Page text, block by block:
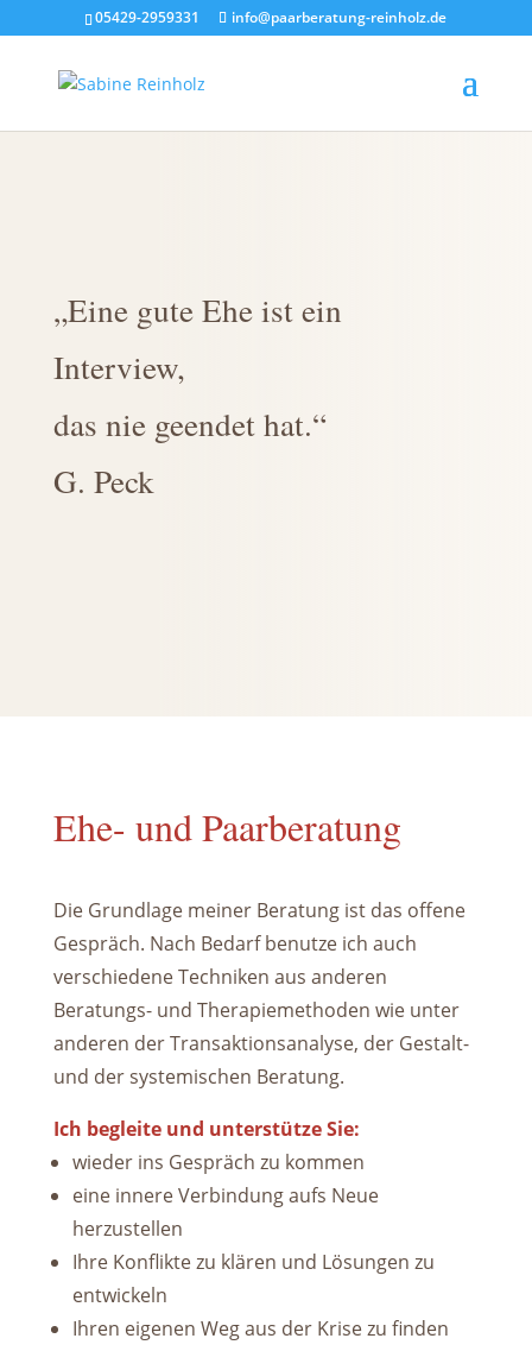
05429-2959331 info@paarberatung-reinholz.de
„Eine gute Ehe ist ein
Interview,
das nie geendet hat.“
G. Peck
Ehe- und Paarberatung
Die Grundlage meiner Beratung ist das offene
Gespräch. Nach Bedarf benutze ich auch
verschiedene Techniken aus anderen
Beratungs- und Therapiemethoden wie unter
anderen der Transaktionsanalyse, der Gestalt-
und der systemischen Beratung.
Ich begleite und unterstütze Sie:
wieder ins Gespräch zu kommen
eine innere Verbindung aufs Neue
herzustellen
Ihre Konflikte zu klären und Lösungen zu
entwickeln
Ihren eigenen Weg aus der Krise zu finden